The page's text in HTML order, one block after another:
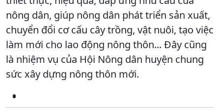
nông dân, giúp nông dân phát triển sản xuất,
chuyển đổi cơ cấu cây trồng, vật nuôi, tạo việc
làm mới cho lao động nông thôn... Đây cũng
là nhiệm vụ của Hội Nông dân huyện chung
sức xây dựng nông thôn mới.